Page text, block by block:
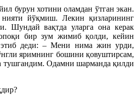
бурун хотини оламдан ўтган экан.
йўқмиш. Лекин қизларининг
Шундай вақтда уларга она керак
бир зум жимиб қолди, кейин
этиб деди: – Мени нима жин урди,
яримнинг бошини қовуштирсам,
тушгандим. Одамни шарманда қилди